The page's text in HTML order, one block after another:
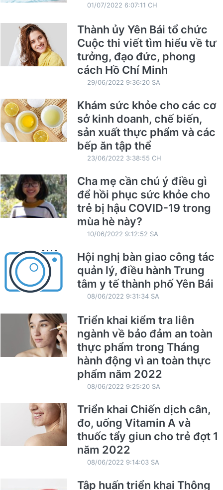
01/07/2022 6:07:11 CH
Thành ủy Yên Bái tổ chức
Cuộc thi viết tìm hiểu về tư
tưởng, đạo đức, phong
cách Hồ Chí Minh
29/06/2022 9:36:20 SA
Khám sức khỏe cho các cơ
sở kinh doanh, chế biến,
sản xuất thực phẩm và các
bếp ăn tập thể
23/06/2022 3:38:55 CH
Cha mẹ cần chú ý điều gì
để hồi phục sức khỏe cho
trẻ bị hậu COVID-19 trong
mùa hè này?
10/06/2022 9:12:52 SA
Hội nghị bàn giao công tác
quản lý, điều hành Trung
tâm y tế thành phố Yên Bái
08/06/2022 9:31:34 SA
Triển khai kiểm tra liên
ngành về bảo đảm an toàn
thực phẩm trong Tháng
hành động vì an toàn thực
phẩm năm 2022
08/06/2022 9:25:20 SA
Triển khai Chiến dịch cân,
đo, uống Vitamin A và
thuốc tẩy giun cho trẻ đợt 1
năm 2022
08/06/2022 9:14:03 SA
Tập huấn triển khai Thông